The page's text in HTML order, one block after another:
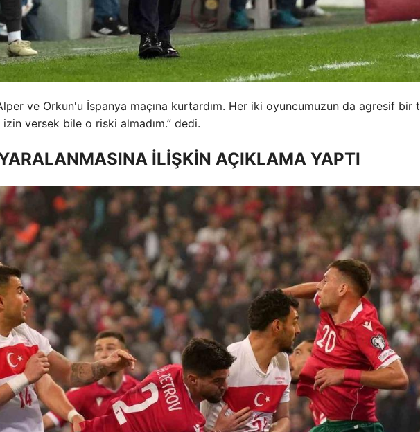
ve Orkun'u İspanya maçına kurtardım. Her iki oyuncumuzun da agresif bir
versek bile o riski almadım.” dedi.
İLİŞKİN AÇIKLAMA YAPTI